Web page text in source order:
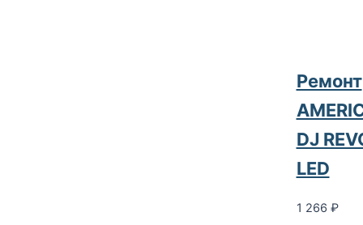
Ремонт
DJ
LED
1 266 ₽